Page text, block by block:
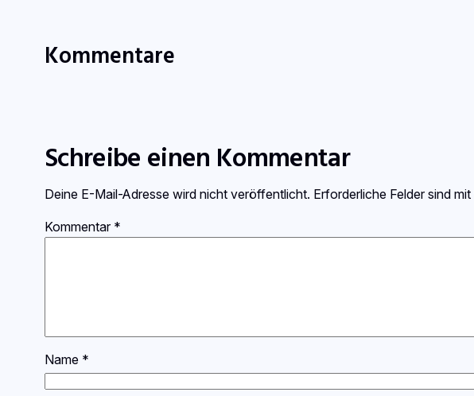
Kommentare
Schreibe einen Kommentar
Deine E-Mail-Adresse wird nicht veröffentlicht. Erforderliche Felder sind mit
Kommentar *
Name *